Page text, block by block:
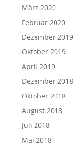
März 2020
Februar 2020
Dezember 2019
Oktober 2019
April 2019
Dezember 2018
Oktober 2018
August 2018
Juli 2018
Mai 2018